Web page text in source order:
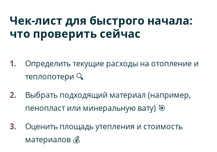
Чек-лист для быстрого начала:
что проверить сейчас
Определить текущие расходы на отопление и
теплопотери 🔍
Выбрать подходящий материал (например,
пенопласт или минеральную вату) 🎯
Оценить площадь утепления и стоимость
материалов 💰